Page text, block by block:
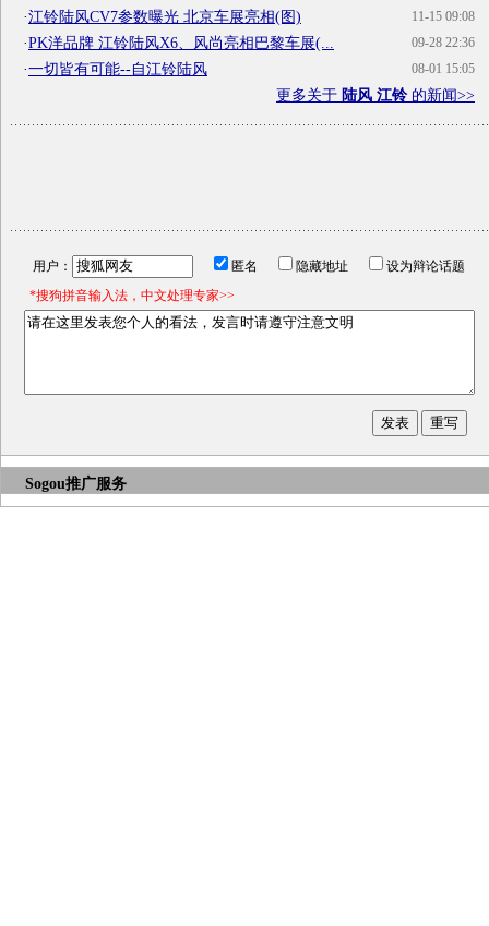
11-15 09:08
·江铃陆风CV7参数曝光 北京车展亮相(图)
09-28 22:36
·PK洋品牌 江铃陆风X6、风尚亮相巴黎车展(...
08-01 15:05
·一切皆有可能--自江铃陆风
更多关于 陆风 江铃的新闻>>
用户： 匿名 隐藏地址
设为辩论话题
*搜狗拼音输入法，中文处理专家>>
Sogou推广服务